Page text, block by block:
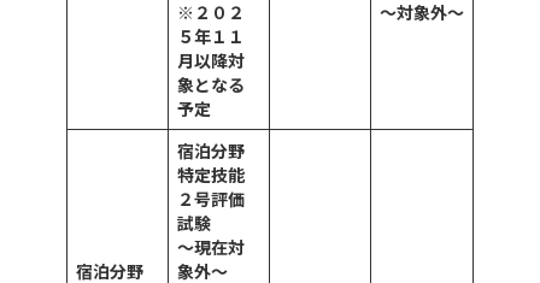
※２０２
５年１１
月以降対
象となる
予定
～対象外～
宿泊分野
宿泊分野
特定技能
２号評価
試験
～現在対
象外～